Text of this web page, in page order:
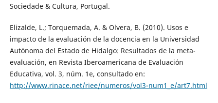
Sociedade & Cultura, Portugal.
Elizalde, L.; Torquemada, A. & Olvera, B. (2010). Usos e
impacto de la evaluación de la docencia en la Universidad
Autónoma del Estado de Hidalgo: Resultados de la meta-
evaluación, en Revista Iberoamericana de Evaluación
Educativa, vol. 3, núm. 1e, consultado en:
http://www.rinace.net/riee/numeros/vol3-num1_e/art7.html